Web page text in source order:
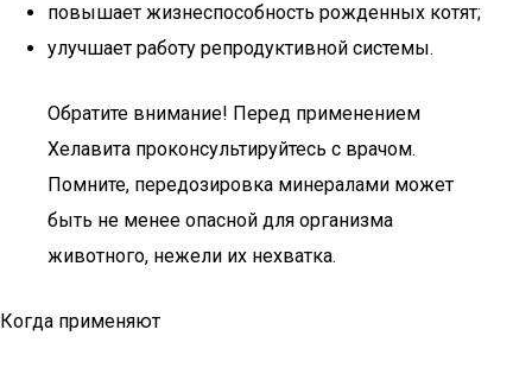
повышает жизнеспособность рожденных котят;
улучшает работу репродуктивной системы.
Обратите внимание! Перед применением
Хелавита проконсультируйтесь с врачом.
Помните, передозировка минералами может
быть не менее опасной для организма
животного, нежели их нехватка.
Когда применяют